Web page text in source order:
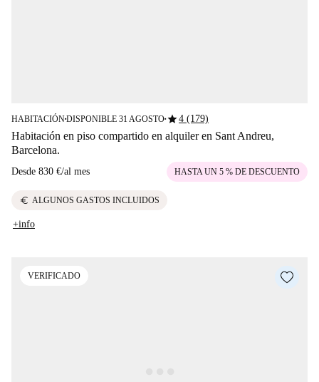
HABITACIÓN■DISPONIBLE 31 AGOSTO■star4 (179)
Habitación en piso compartido en alquiler en Sant Andreu,
Barcelona.
Desde 830 €/al mes HASTA UN 5 % DE DESCUENTO
euro ALGUNOS GASTOS INCLUIDOS
+info
VERIFICADO